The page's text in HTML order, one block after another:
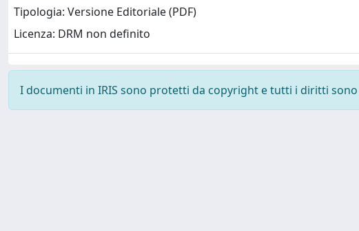
Tipologia: Versione Editoriale (PDF)
Licenza: DRM non definito
I documenti in IRIS sono protetti da copyright e tutti i diritti